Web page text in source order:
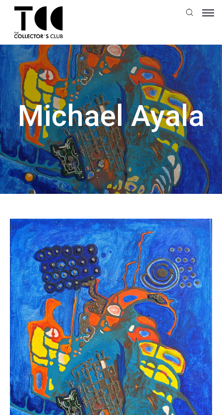
Michael Ayala